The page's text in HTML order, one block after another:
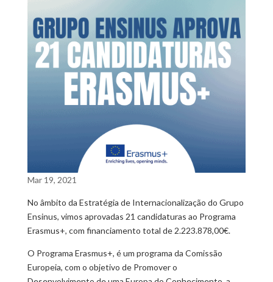
Mar 19, 2021
No âmbito da Estratégia de Internacionalização do Grupo
Ensinus, vimos aprovadas 21 candidaturas ao Programa
Erasmus+, com financiamento total de 2.223.878,00€.
O Programa Erasmus+, é um programa da Comissão
Europeia, com o objetivo de Promover o